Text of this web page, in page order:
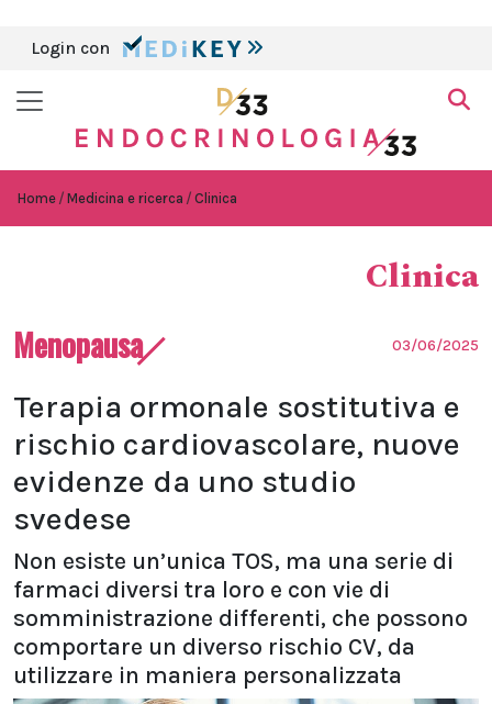
Login con
Home Medicina e ricerca Clinica
Clinica
Menopausa 03/06/2025
Terapia ormonale sostitutiva e
rischio cardiovascolare, nuove
evidenze da uno studio
svedese
Non esiste un’unica TOS, ma una serie di
farmaci diversi tra loro e con vie di
somministrazione differenti, che possono
comportare un diverso rischio CV, da
utilizzare in maniera personalizzata